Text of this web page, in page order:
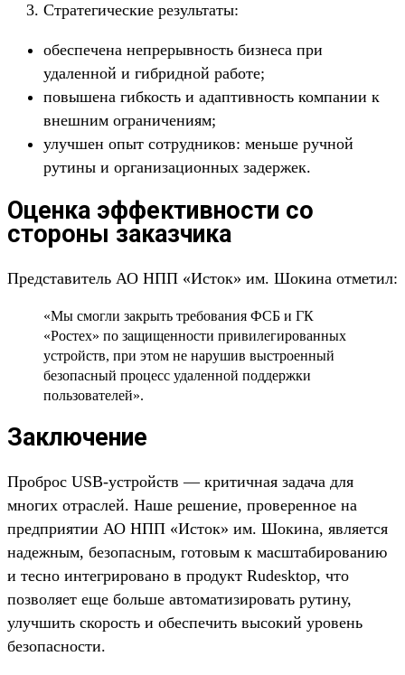
Стратегические результаты:
обеспечена непрерывность бизнеса при
удаленной и гибридной работе;
повышена гибкость и адаптивность компании к
внешним ограничениям;
улучшен опыт сотрудников: меньше ручной
рутины и организационных задержек.
Оценка эффективности со
стороны заказчика
Представитель АО НПП «Исток» им. Шокина отметил:
«Мы смогли закрыть требования ФСБ и ГК
«Ростех» по защищенности привилегированных
устройств, при этом не нарушив выстроенный
безопасный процесс удаленной поддержки
пользователей».
Заключение
Проброс USB-устройств — критичная задача для
многих отраслей. Наше решение, проверенное на
предприятии АО НПП «Исток» им. Шокина, является
надежным, безопасным, готовым к масштабированию
и тесно интегрировано в продукт Rudesktop, что
позволяет еще больше автоматизировать рутину,
улучшить скорость и обеспечить высокий уровень
безопасности.